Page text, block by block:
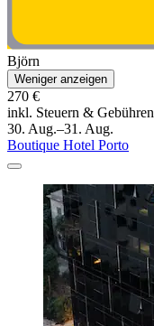
Björn
Weniger anzeigen
270 €
inkl. Steuern & Gebühren
30. Aug.–31. Aug.
Boutique Hotel Porto